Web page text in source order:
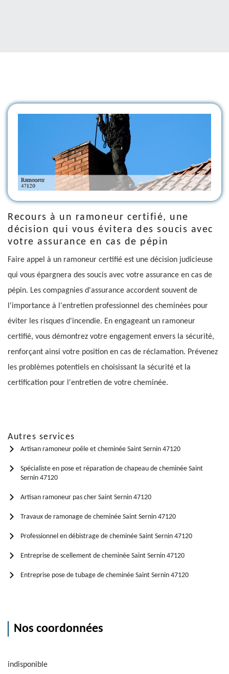
Recours à un ramoneur certifié, une
décision qui vous évitera des soucis avec
votre assurance en cas de pépin
Faire appel à un ramoneur certifié est une décision judicieuse
qui vous épargnera des soucis avec votre assurance en cas de
pépin. Les compagnies d'assurance accordent souvent de
l'importance à l'entretien professionnel des cheminées pour
éviter les risques d'incendie. En engageant un ramoneur
certifié, vous démontrez votre engagement envers la sécurité,
renforçant ainsi votre position en cas de réclamation. Prévenez
les problèmes potentiels en choisissant la sécurité et la
certification pour l'entretien de votre cheminée.
Autres services
Artisan ramoneur poêle et cheminée Saint Sernin 47120
Spécialiste en pose et réparation de chapeau de cheminée Saint
Sernin 47120
Artisan ramoneur pas cher Saint Sernin 47120
Travaux de ramonage de cheminée Saint Sernin 47120
Professionnel en débistrage de cheminée Saint Sernin 47120
Entreprise de scellement de cheminée Saint Sernin 47120
Entreprise pose de tubage de cheminée Saint Sernin 47120
Nos coordonnées
indisponible